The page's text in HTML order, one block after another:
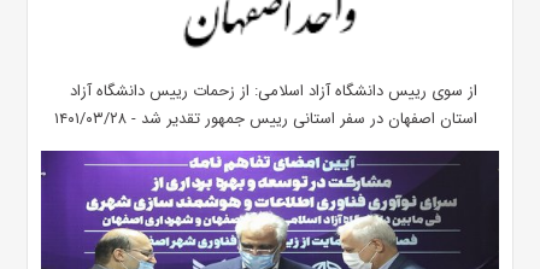
از سوی رییس دانشگاه آزاد اسلامی: از زحمات رییس دانشگاه آزاد
استان اصفهان در سفر استانی رییس جمهور تقدیر شد - ۱۴۰۱/۰۳/۲۸